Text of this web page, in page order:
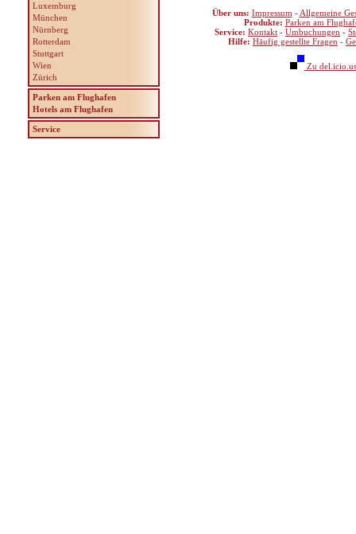
Über uns: Impressum - Allgemeine
Produkte: Parken am
Service: Kontakt - Umbuchungen -
Hilfe: Häufig gestellte Fragen -
Zu
Luxemburg
München
Nürnberg
Rotterdam
Stuttgart
Wien
Zürich
Parken am Flughafen
Hotels am Flughafen
Service